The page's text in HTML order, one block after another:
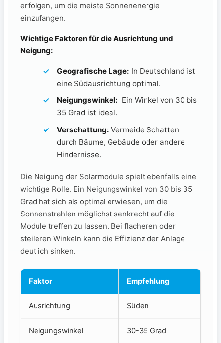
erfolgen, um die meiste ​Sonnenenergie
einzufangen.
Wichtige Faktoren für⁣ die⁣ Ausrichtung und
Neigung:
Geografische Lage: In Deutschland ist
eine ​Südausrichtung optimal.
Neigungswinkel: ⁤ Ein Winkel von 30‌ bis
35‍ Grad​ ist ideal.
Verschattung: Vermeide Schatten
durch Bäume, Gebäude oder andere
Hindernisse.
Die Neigung der Solarmodule ‍spielt ebenfalls ⁣eine
wichtige Rolle. Ein Neigungswinkel von⁢ 30 bis ‍35
Grad hat sich als optimal ⁤erwiesen, um ⁤die
Sonnenstrahlen möglichst senkrecht⁢ auf die
Module treffen zu lassen. Bei flacheren oder
steileren⁤ Winkeln kann die Effizienz der Anlage
deutlich sinken.
Faktor Empfehlung
Ausrichtung Süden
Neigungswinkel 30-35 Grad